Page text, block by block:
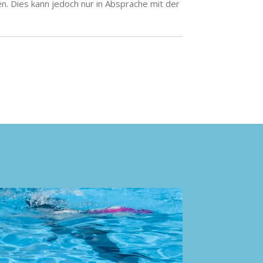
Dies kann jedoch nur in Absprache mit der